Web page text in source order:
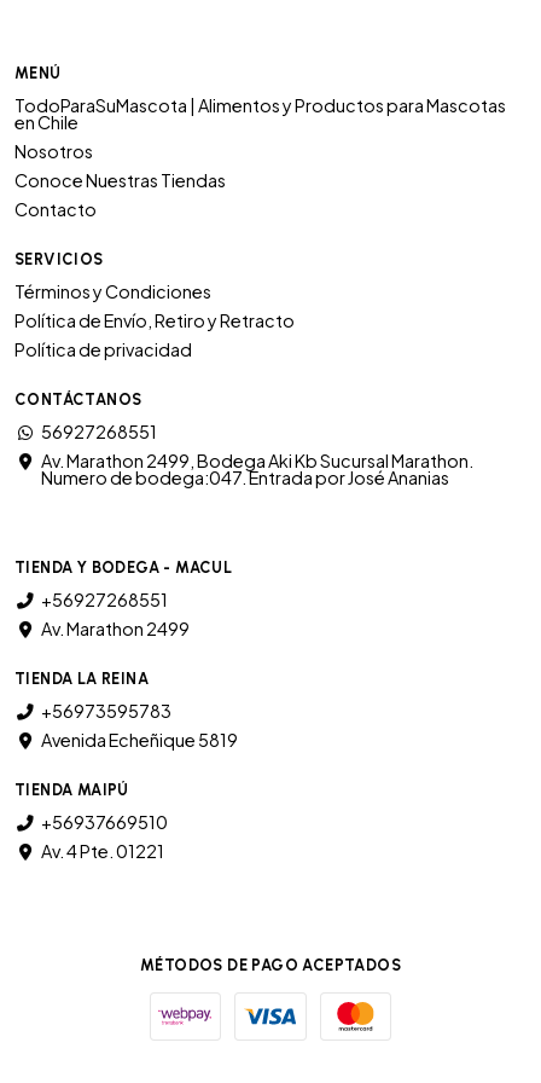
MENÚ
TodoParaSuMascota | Alimentos y Productos para Mascotas
en Chile
Nosotros
Conoce Nuestras Tiendas
Contacto
SERVICIOS
Términos y Condiciones
Política de Envío, Retiro y Retracto
Política de privacidad
CONTÁCTANOS
56927268551
Av. Marathon 2499, Bodega Aki Kb Sucursal Marathon.
Numero de bodega:047. Entrada por José Ananias
TIENDA Y BODEGA - MACUL
+56927268551
Av. Marathon 2499
TIENDA LA REINA
+56973595783
Avenida Echeñique 5819
TIENDA MAIPÚ
+56937669510
Av. 4 Pte. 01221
MÉTODOS DE PAGO ACEPTADOS